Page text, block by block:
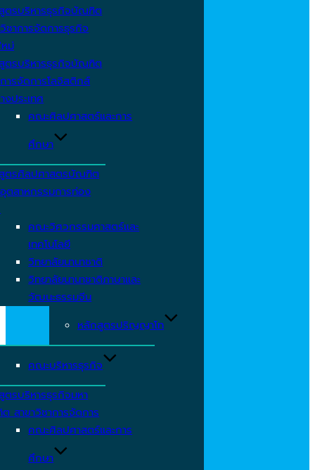
ตรบริหารธุรกิจบัณฑิต
ชาการจัดการธุรกิจ
ม่
ตรบริหารธุรกิจบัณฑิต
ารจัดการโลจิสติกส์
งประเทศ
คณะศิลปศาสตร์และการ
ศึกษา
ตรศิลปศาสตรบัณฑิต
ตสาหกรรมการท่อง
คณะวิศวกรรมศาสตร์และ
เทคโนโลยี
วิทยาลัยนานาชาติ
วิทยาลัยนานาชาติภาษาและ
วัฒนะธรรมจีน
หลักสูตรปริญญาโท
คณะบริหารธุรกิจ
ตรบริหารธุรกิจมหา
สาขาวิชาการจัดการ
คณะศิลปศาสตร์และการ
ศึกษา